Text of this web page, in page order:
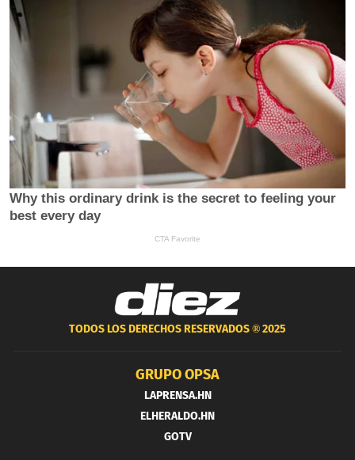
TODOS LOS DERECHOS RESERVADOS ®2025
GRUPO OPSA
LAPRENSA.HN
ELHERALDO.HN
GOTV